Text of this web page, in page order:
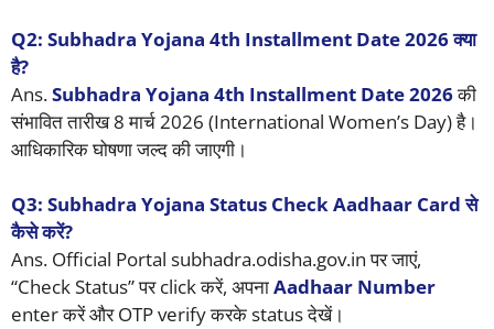
Q2: Subhadra Yojana 4th Installment Date 2026 क्या
है?
Ans.Subhadra Yojana 4th Installment Date 2026की
संभावित तारीख 8 मार्च 2026 (International Women’s Day) है।
आधिकारिक घोषणा जल्द की जाएगी।
Q3: Subhadra Yojana Status Check Aadhaar Card से
कैसे करें?
Ans. Official Portal subhadra.odisha.gov.in पर जाएं,
“Check Status” पर click करें, अपनाAadhaar Number
enter करें और OTP verify करके status देखें।